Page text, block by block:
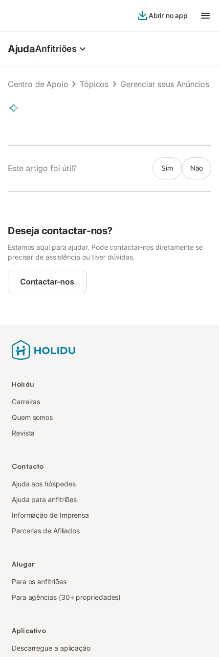
Abrir no app
AjudaAnfitriões
Centro de Apoio Tópicos Gerenciar seus Anúncios
Este artigo foi útil? Sim Não
Deseja contactar-nos?
Estamos aqui para ajudar. Pode contactar-nos diretamente se
precisar de assistência ou tiver dúvidas.
Contactar-nos
Holidu
Carreiras
Quem somos
Revista
Contacto
Ajuda aos hóspedes
Ajuda para anfitriões
Informação de Imprensa
Parcerias de Afiliados
Alugar
Para os anfitriões
Para agências (30+ propriedades)
Aplicativo
Descarregue a aplicação